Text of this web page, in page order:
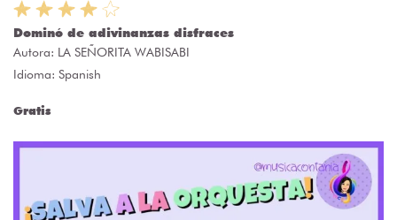
Dominó de adivinanzas disfraces
Autora: LA SEÑORITA WABISABI
Idioma: Spanish
Gratis